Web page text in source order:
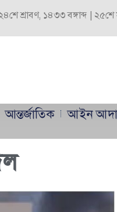
শ্রাবণ, ১৪৩৩ বঙ্গাব্দ |
আন্তর্জাতিক আইন